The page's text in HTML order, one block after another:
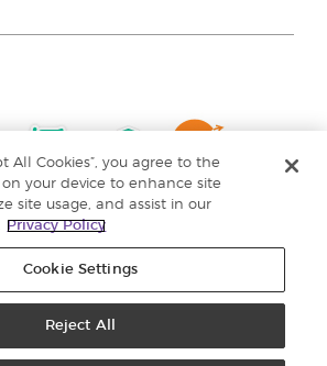
All Cookies”, you agree to the
your device to enhance site
site usage, and assist in our
Privacy Policy
Cookie Settings
Reject All